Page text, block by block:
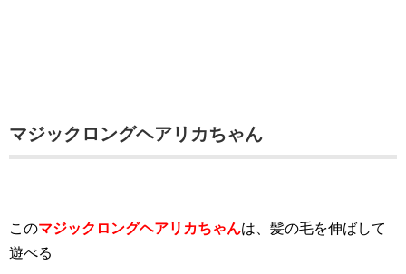
マジックロングヘアリカちゃん
このマジックロングヘアリカちゃんは、髪の毛を伸ばして
遊べる